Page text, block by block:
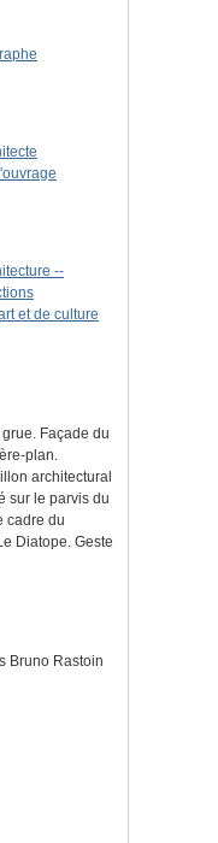
--
et de culture
Façade du
plan.
architectural
sur le parvis du
cadre du
Diatope. Geste
Bruno Rastoin